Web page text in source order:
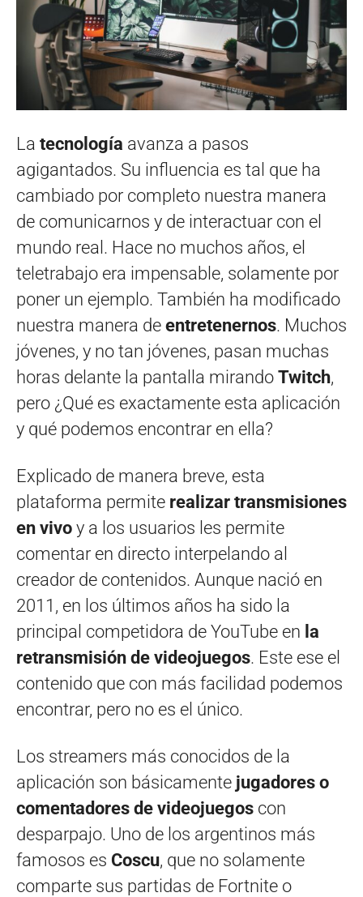
La tecnología avanza a pasos
agigantados. Su influencia es tal que ha
cambiado por completo nuestra manera
de comunicarnos y de interactuar con el
mundo real. Hace no muchos años, el
teletrabajo era impensable, solamente por
poner un ejemplo. También ha modificado
nuestra manera de entretenernos. Muchos
jóvenes, y no tan jóvenes, pasan muchas
horas delante la pantalla mirando Twitch,
pero ¿Qué es exactamente esta aplicación
y qué podemos encontrar en ella?
Explicado de manera breve, esta
plataforma permite realizar transmisiones
en vivo y a los usuarios les permite
comentar en directo interpelando al
creador de contenidos. Aunque nació en
2011, en los últimos años ha sido la
principal competidora de YouTube en la
retransmisión de videojuegos. Este ese el
contenido que con más facilidad podemos
encontrar, pero no es el único.
Los streamers más conocidos de la
aplicación son básicamente jugadores o
comentadores de videojuegos con
desparpajo. Uno de los argentinos más
famosos es Coscu, que no solamente
comparte sus partidas de Fortnite o